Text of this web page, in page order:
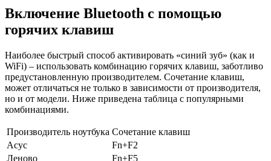
Включение Bluetooth с помощью
горячих клавиш
Наиболее быстрый способ активировать «синий зуб» (как и
WiFi) – использовать комбинацию горячих клавиш, заботливо
предустановленную производителем. Сочетание клавиш,
может отличаться не только в зависимости от производителя,
но и от модели. Ниже приведена таблица с популярными
комбинациями.
Производитель ноутбука Сочетание клавиш
Асус
Fn+F2
Леново
Fn+F5